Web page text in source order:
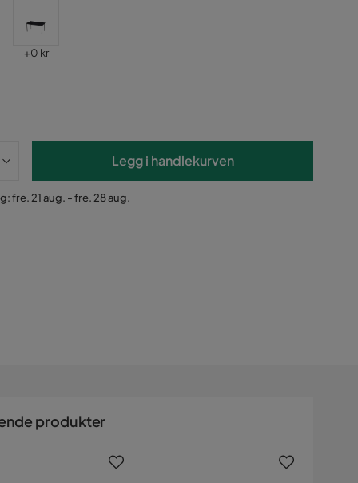
Pris
+0 kr
Legg i handlekurven
fre. 21 aug. - fre. 28 aug.
produkter